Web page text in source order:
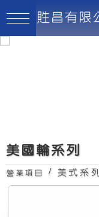
美國輪系列
營業項目 / 美式系列
貹昌有